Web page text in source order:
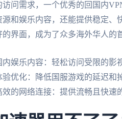
访问需求，一个优秀的回国内
源和娱乐内容，还能提供稳定
界面，成为了众多海外华人的
内娱乐内容：轻松访问受限的影
验优化：降低国服游戏的延迟和
效的网络连接：提供流畅且快速